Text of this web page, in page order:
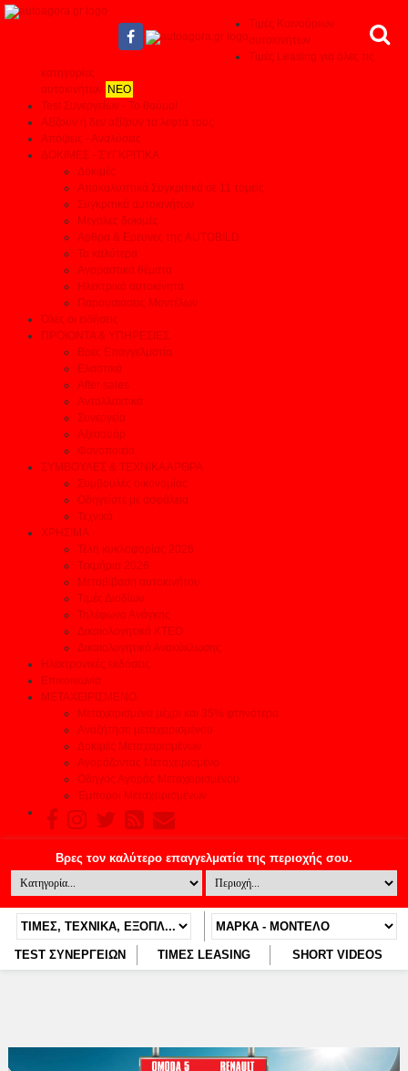
Τιμές Καινούριων
αυτοκινήτων
Τιμές Leasing για όλες τις
κατηγορίες
αυτοκινήτων ΝΕΟ
Test Συνεργείων - Το θαύμα!
Αξίζουν ή δεν αξίζουν τα λεφτά τους
Απόψεις - Αναλύσεις
ΔΟΚΙΜΕΣ - ΣΥΓΚΡΙΤΙΚΑ
Δοκιμές
Αποκαλυπτικά Συγκριτικά σε 11 τομείς
Συγκριτικά αυτοκινήτων
Μεγάλες δοκιμές
Αρθρα & Ερευνες της AUTOBILD
Τα καλύτερα
Αγοραστικά θέματα
Ηλεκτρικά αυτοκίνητα
Παρουσιάσεις Μοντέλων
Όλες οι ειδήσεις
ΠΡΟΙΟΝΤΑ & ΥΠΗΡΕΣΙΕΣ
Βρες Επαγγελματία
Ελαστικά
After sales
Ανταλλακτικά
Συνεργεία
Αξεσουάρ
Φανοποιεία
ΣΥΜΒΟΥΛΕΣ & ΤΕΧΝΙΚΑ ΑΡΘΡΑ
Συμβουλές οικονομίας
Οδηγείστε με ασφάλεια
Τεχνικά
ΧΡΗΣΙΜΑ
Τέλη κυκλοφορίας 2026
Τεκμήρια 2026
Μεταβίβαση αυτοκινήτου
Τιμές Διοδίων
Τηλέφωνα Ανάγκης
Δικαιολογητικά ΚΤΕΟ
Δικαιολογητικά Ανακύκλωσης
Ηλεκτρονικές εκδόσεις
Επικοινωνία
ΜΕΤΑΧΕΙΡΙΣΜΕΝΟ
Μεταχειρισμένα μέχρι και 35% φτηνότερα
Αναζήτηση μεταχειρισμένου
Δοκιμές Μεταχειρισμένων
Αγοράζοντας Μεταχειρισμένο
Οδηγός Αγοράς Μεταχειρισμένου
Έμποροι Μεταχειρισμένων
TEST ΣΥΝΕΡΓΕΙΩΝ ΤΙΜΕΣ LEASING SHORT VIDEOS